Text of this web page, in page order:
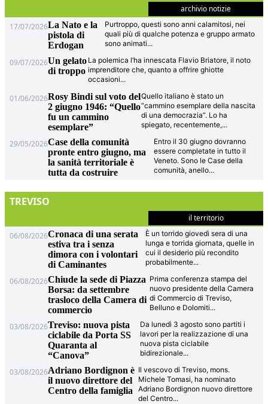
archivio notizie
17/07/2026La Nato e la
pistola di
Erdogan
Purtroppo, questi sono anni calamitosi, nei
quali più di qualche potenza e gruppo armato
sono animati...
09/07/2026Un gelato
di troppo
La polemica l’ha innescata Flavio Briatore, il noto
imprenditore che, quanto a offrire ghiotte
occasioni...
01/06/2026Rosy Bindi sul voto del
2 giugno 1946: “Quello
fu un cammino
esemplare”
Quello italiano è stato un
“cammino esemplare della nascita
di una democrazia”. Lo ha
spiegato, recentemente,...
29/05/2026Case della comunità
pronte entro giugno, ma
la sanità territoriale è
tutta da costruire
Entro il 30 giugno dovranno
essere completate in tutto il
Veneto. Sono le Case della
comunità, anello...
TREVISO
il territorio
06/08/2026Cronaca di una serata
estiva tra i senza
dimora con i volontari
di Caminantes
È un torrido giovedì sera di una
lunga e torrida giornata, quelle in
cui il desiderio più recondito
probabilmente...
06/08/2026Chiude la sede di Piazza
Borsa: da settembre
trasloco della Camera di
commercio
Prima conferenza stampa del
nuovo presidente della Camera
di Commercio di Treviso,
Belluno e Dolomiti...
03/08/2026Treviso: nuova pista
ciclabile da Porta SS
Quaranta al
“Canova”
Da lunedì 3 agosto sono partiti i
lavori per la realizzazione di una
nuova pista ciclabile
bidirezionale...
03/08/2026Adriano Bordignon è
il nuovo direttore del
Centro della famiglia
Il vescovo di Treviso, mons.
Michele Tomasi, ha nominato
Adriano Bordignon nuovo direttore
del Centro...